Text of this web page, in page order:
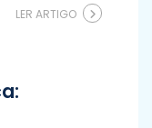
LER ARTIGO